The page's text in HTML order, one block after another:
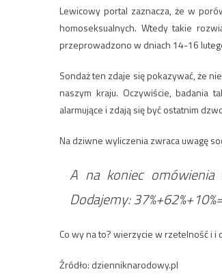
Lewicowy portal zaznacza, że w
homoseksualnych. Wtedy takie
przeprowadzono w dniach 14-16
Sondaż ten zdaje się pokazywać, że
naszym kraju. Oczywiście, badania
alarmujące i zdają się być ostatnim
Na dziwne wyliczenia zwraca uwagę
A na koniec omówienia
Dodajemy:
Co wy na to? wierzycie w rzetelność i
Źródło: dzienniknarodowy.pl